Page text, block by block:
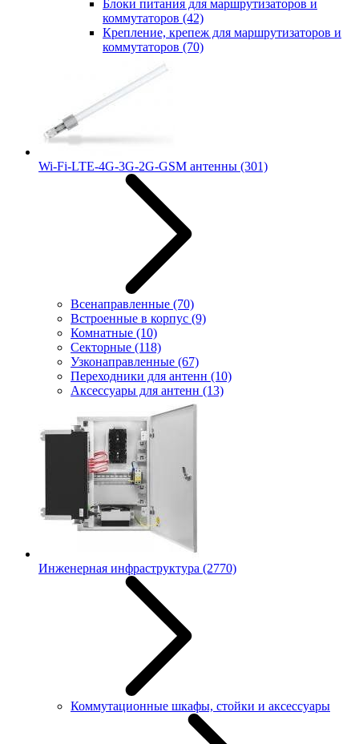
Блоки питания для маршрутизаторов и
коммутаторов (42)
Крепление, крепеж для маршрутизаторов и
коммутаторов (70)
Wi-Fi-LTE-4G-3G-2G-GSM антенны (301)
Всенаправленные (70)
Встроенные в корпус (9)
Комнатные (10)
Секторные (118)
Узконаправленные (67)
Переходники для антенн (10)
Аксессуары для антенн (13)
Инженерная инфраструктура (2770)
Коммутационные шкафы, стойки и аксессуары